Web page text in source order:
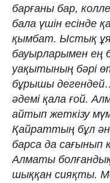
барғаны бар,
бала үшін есінде
қымбат. Ыстық
бауырларымен ең
уақытының бәрі
бұрышы
әдемі қала ғой.
айтып жеткізу
Қайраттың бұл
барса да сағынып
Алматы
шыққан сияқты.